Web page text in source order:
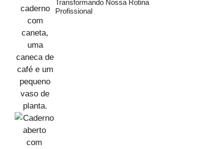
Transformando Nossa Rotina
Profissional